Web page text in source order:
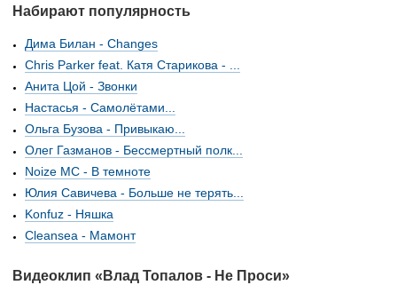
Набирают популярность
Дима Билан - Changes
Chris Parker feat. Катя Старикова - ...
Анита Цой - Звонки
Настасья - Самолётами...
Ольга Бузова - Привыкаю...
Олег Газманов - Бессмертный полк...
Noize MC - В темноте
Юлия Савичева - Больше не терять...
Konfuz - Няшка
Cleansea - Мамонт
Видеоклип «Влад Топалов - Не Проси»